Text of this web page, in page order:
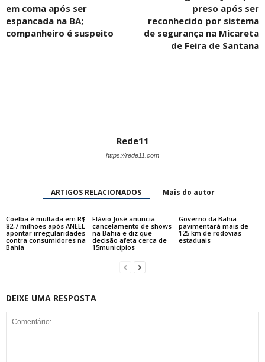
em coma após ser
espancada na BA;
companheiro é suspeito
preso após ser
reconhecido por sistema
de segurança na Micareta
de Feira de Santana
Rede11
https://rede11.com
ARTIGOS RELACIONADOS Mais do autor
Coelba é multada em R$
82,7 milhões após ANEEL
apontar irregularidades
contra consumidores na
Bahia
Flávio José anuncia
cancelamento de shows
na Bahia e diz que
decisão afeta cerca de
15municípios
Governo da Bahia
pavimentará mais de
125 km de rodovias
estaduais
DEIXE UMA RESPOSTA